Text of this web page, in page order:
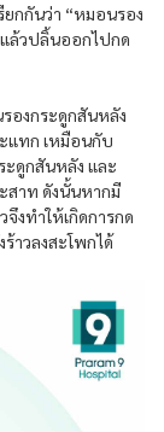
กกันว่า “หมอนรอง
ล้วปลิ้นออกไปกด
องกระดูกสันหลัง
แทก เหมือนกับ
ะดูกสันหลัง และ
สาท ดังนั้นหากมี
งทำให้เกิดการกด
าวลงสะโพกได้